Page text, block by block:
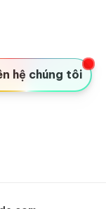
hệ chúng tôi